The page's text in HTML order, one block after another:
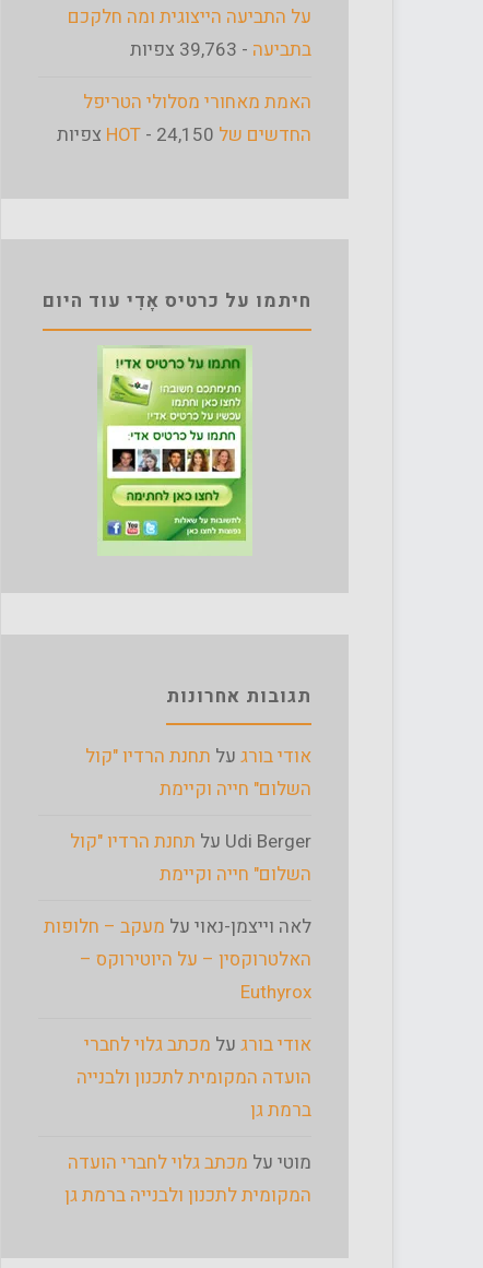
על התביעה הייצוגית ומה חלקכם
בתביעה - 39,763 צפיות
האמת מאחורי מסלולי הטריפל
החדשים של HOT - 24,150 צפיות
חיתמו על כרטיס אָדִי עוד היום
תגובות אחרונות
אודי בורג על תחנת הרדיו "קול
השלום" חייה וקיימת
Udi Berger על תחנת הרדיו "קול
השלום" חייה וקיימת
לאה וייצמן-נאוי על מעקב – חלופות
האלטרוקסין – על היוטירוקס –
Euthyrox
אודי בורג על מכתב גלוי לחברי
הועדה המקומית לתכנון ולבנייה
ברמת גן
מוטי על מכתב גלוי לחברי הועדה
המקומית לתכנון ולבנייה ברמת גן